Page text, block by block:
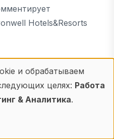
Hotels&Resorts
и обрабатываем
целях: Работа
& Аналитика.